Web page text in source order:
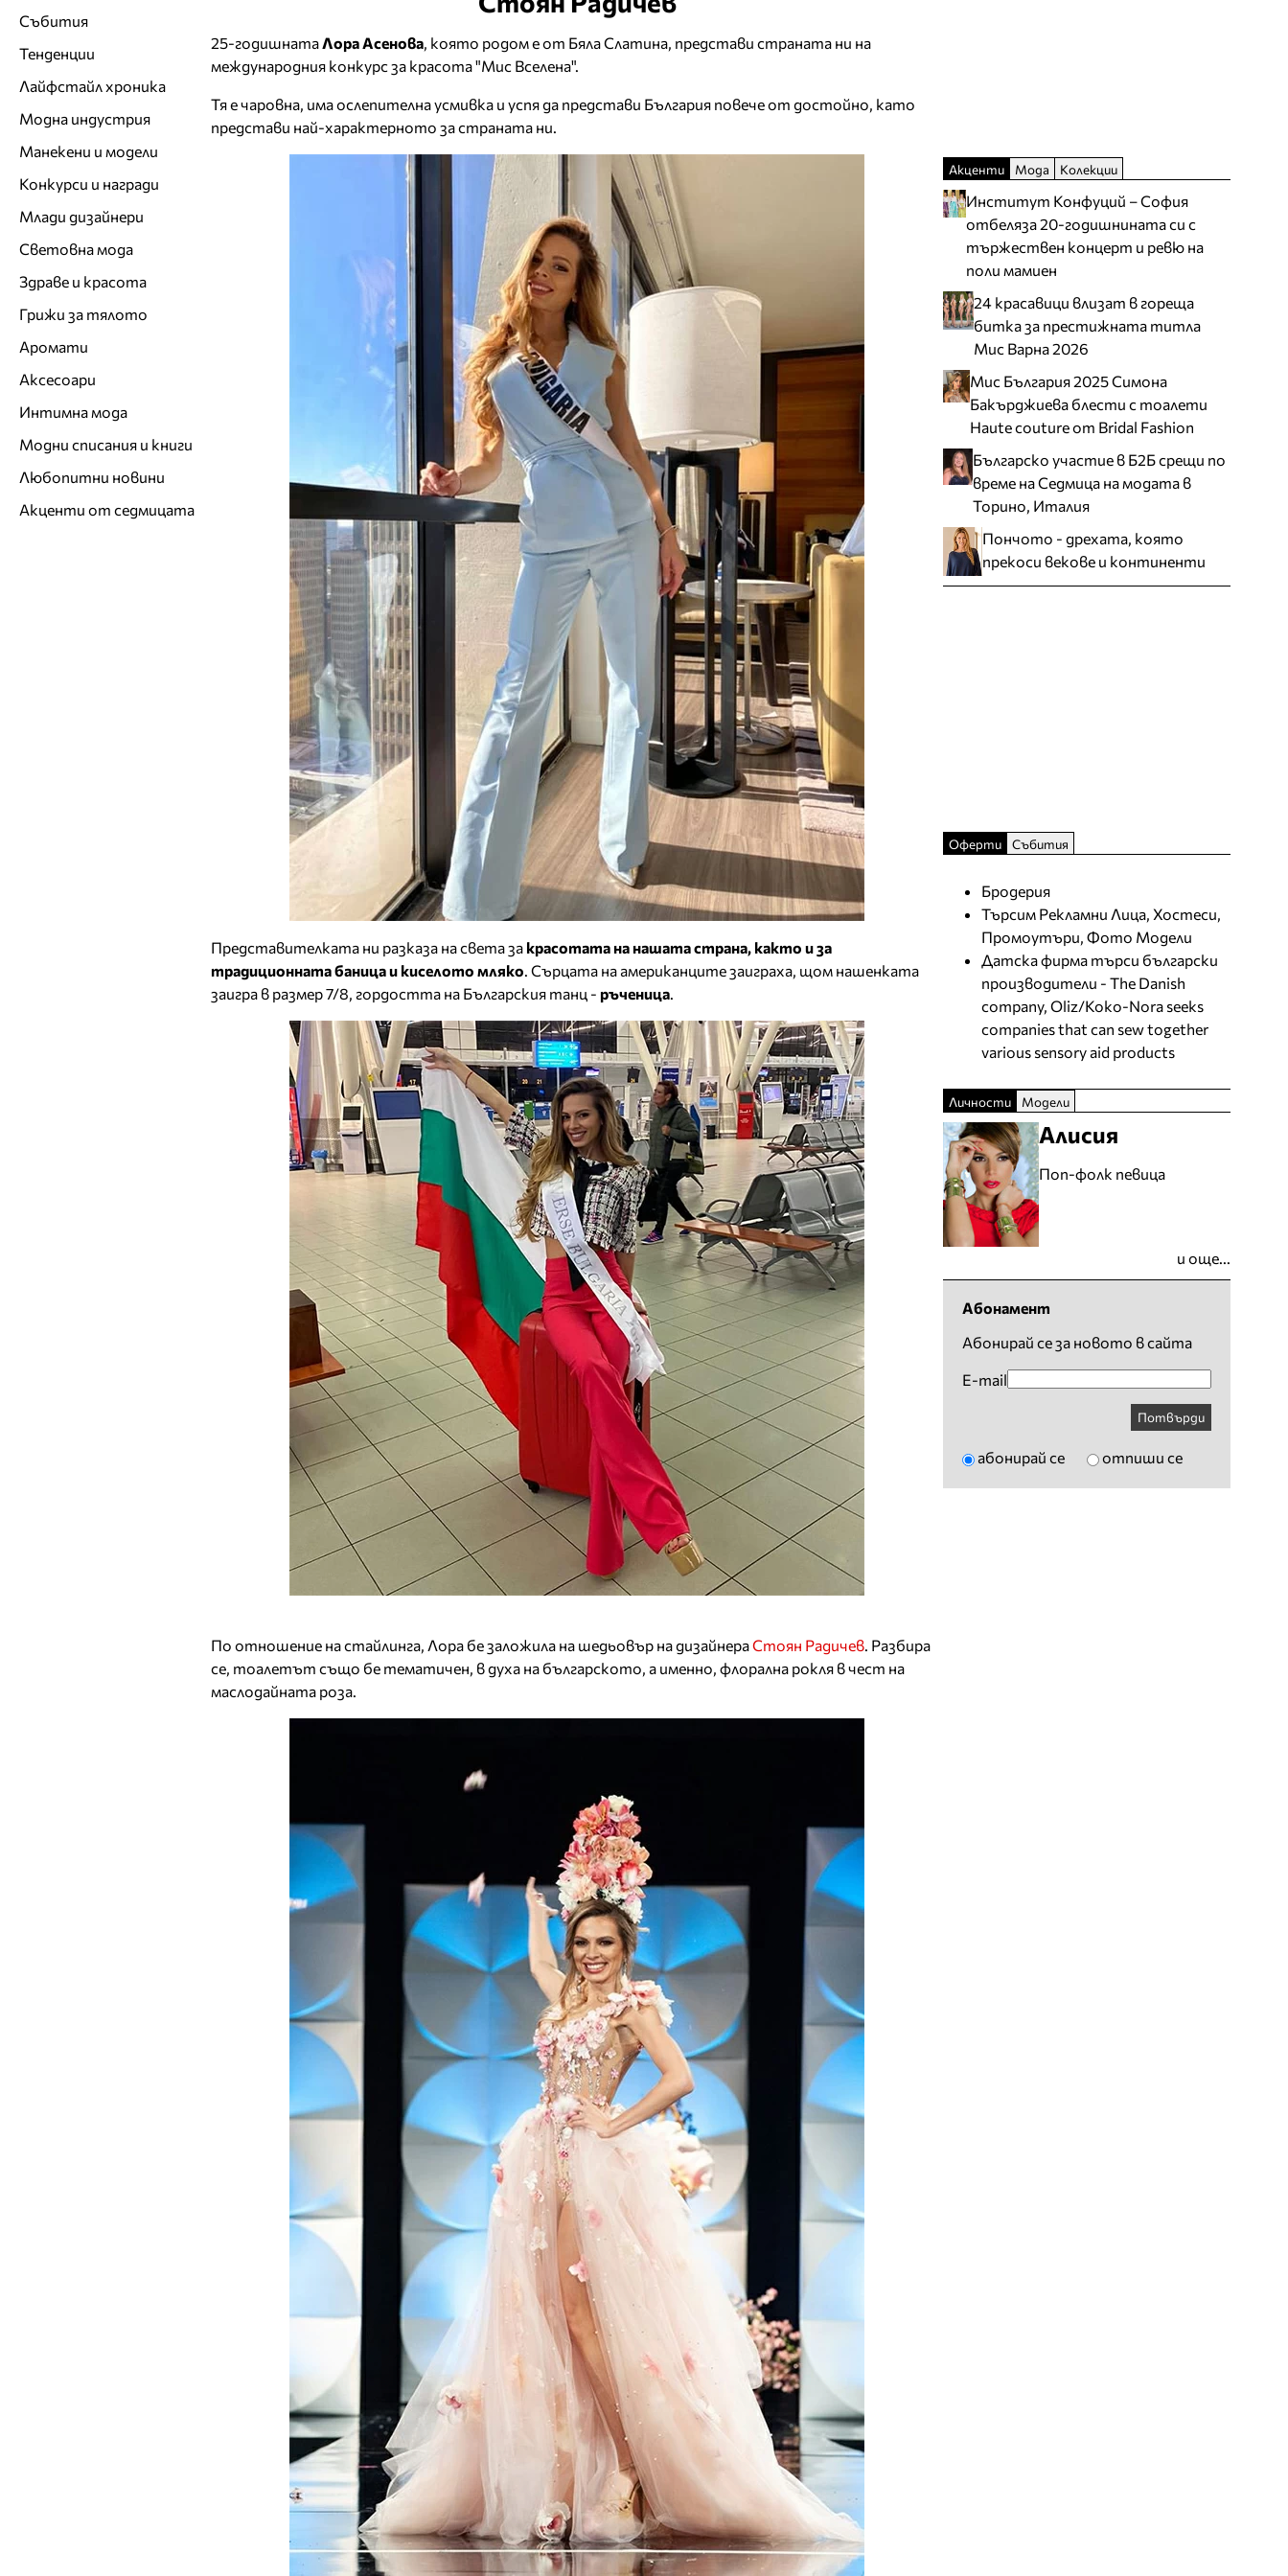
25-годишната Лора Асенова , която родом е от Бяла Слатина, представи страната ни на
международния конкурс за красота "Мис Вселена".
Тя е чаровна, има ослепителна усмивка и успя да представи България повече от достойно, като
представи най-характерното за страната ни.
Представителката ни разказа на света за красотата на нашата страна, както и за
традиционната баница и киселото мляко . Сърцата на американците заиграха, щом нашенката
заигра в размер 7/8, гордостта на Българския танц - ръченица
По отношение на стайлинга, Лора бе заложила на шедьовър на дизайнераСтоян Радичев . Разбира
се, тоалетът също бе тематичен, в духа на българското, а именно, флорална рокля в чест на
маслодайната роза.
Събития
Тенденции
Лайфстайл хроника
Модна индустрия
Манекени и модели
Конкурси и награди
Млади дизайнери
Световна мода
Здраве и красота
Грижи за тялото
Аромати
Аксесоари
Интимна мода
Модни списания и книги
Любопитни новини
Акценти от седмицата
Акценти Мода Колекции
Институт Конфуций – София
отбеляза 20-годишнината си с
тържествен концерт и ревю на
поли мамиен
24 красавици влизат в гореща
битка за престижната титла
Мис Варна 2026
Мис България 2025 Симона
Бакърджиева блести с тоалети
Haute couture от Bridal Fashion
Българско участие в Б2Б срещи по
време на Седмица на модата в
Торино, Италия
Пончото - дрехата, която
прекоси векове и континенти
Оферти Събития
Бродерия
Търсим Рекламни Лица, Хостеси,
Промоутъри, Фото Модели
Датска фирма търси български
производители - The Danish
company, Oliz/Koko-Nora seeks
companies that can sew together
various sensory aid products
Личности Модели
Алисия
Поп-фолк певица
и още...
Абонамент
Абонирай се за новото в сайта
E-mail
Потвърди
абонирай се отпиши се